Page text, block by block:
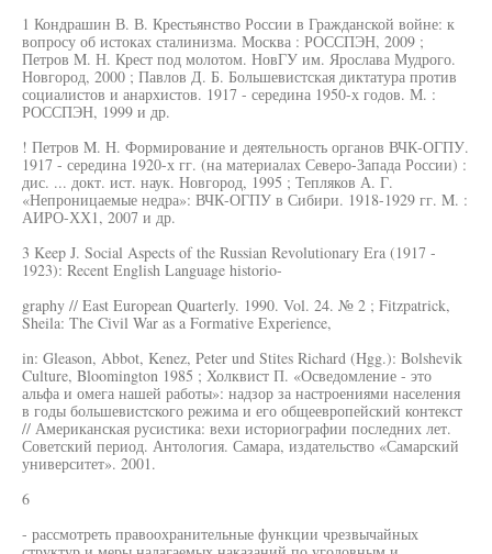
1 Кондрашин В. В. Крестьянство России в Гражданской войне: к
вопросу об истоках сталинизма. Москва : РОССПЭН, 2009 ;
Петров M. Н. Крест под молотом. НовГУ им. Ярослава Мудрого.
Новгород, 2000 ; Павлов Д. Б. Большевистская диктатура против
социалистов и анархистов. 1917 - середина 1950-х годов. М. :
РОССПЭН, 1999 и др.
! Петров M. H. Формирование и деятельность органов ВЧК-ОГПУ.
1917 - середина 1920-х гг. (на материалах Северо-Запада России) :
дис. ... докт. ист. наук. Новгород, 1995 ; Тепляков А. Г.
«Непроницаемые недра»: ВЧК-ОГПУ в Сибири. 1918-1929 гг. M. :
АИРО-ХХ1, 2007 и др.
3 Keep J. Social Aspects of the Russian Revolutionary Era (1917 -
1923): Recent English Language historio-
graphy // East European Quarterly. 1990. Vol. 24. № 2 ; Fitzpatrick,
Sheila: The Civil War as a Formative Experience,
in: Gleason, Abbot, Kenez, Peter und Stites Richard (Hgg.): Bolshevik
Culture, Bloomington 1985 ; Холквист П. «Осведомление - это
альфа и омега нашей работы»: надзор за настроениями населения
в годы большевистского режима и его общеевропейский контекст
// Американская русистика: вехи историографии последних лет.
Советский период. Антология. Самара, издательство «Самарский
университет». 2001.
6
- рассмотреть правоохранительные функции чрезвычайных